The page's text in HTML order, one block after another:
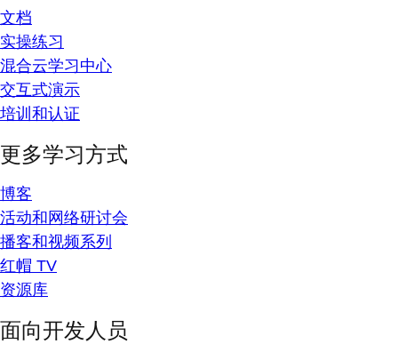
文档
实操练习
混合云学习中心
交互式演示
培训和认证
更多学习方式
博客
活动和网络研讨会
播客和视频系列
红帽 TV
资源库
面向开发人员